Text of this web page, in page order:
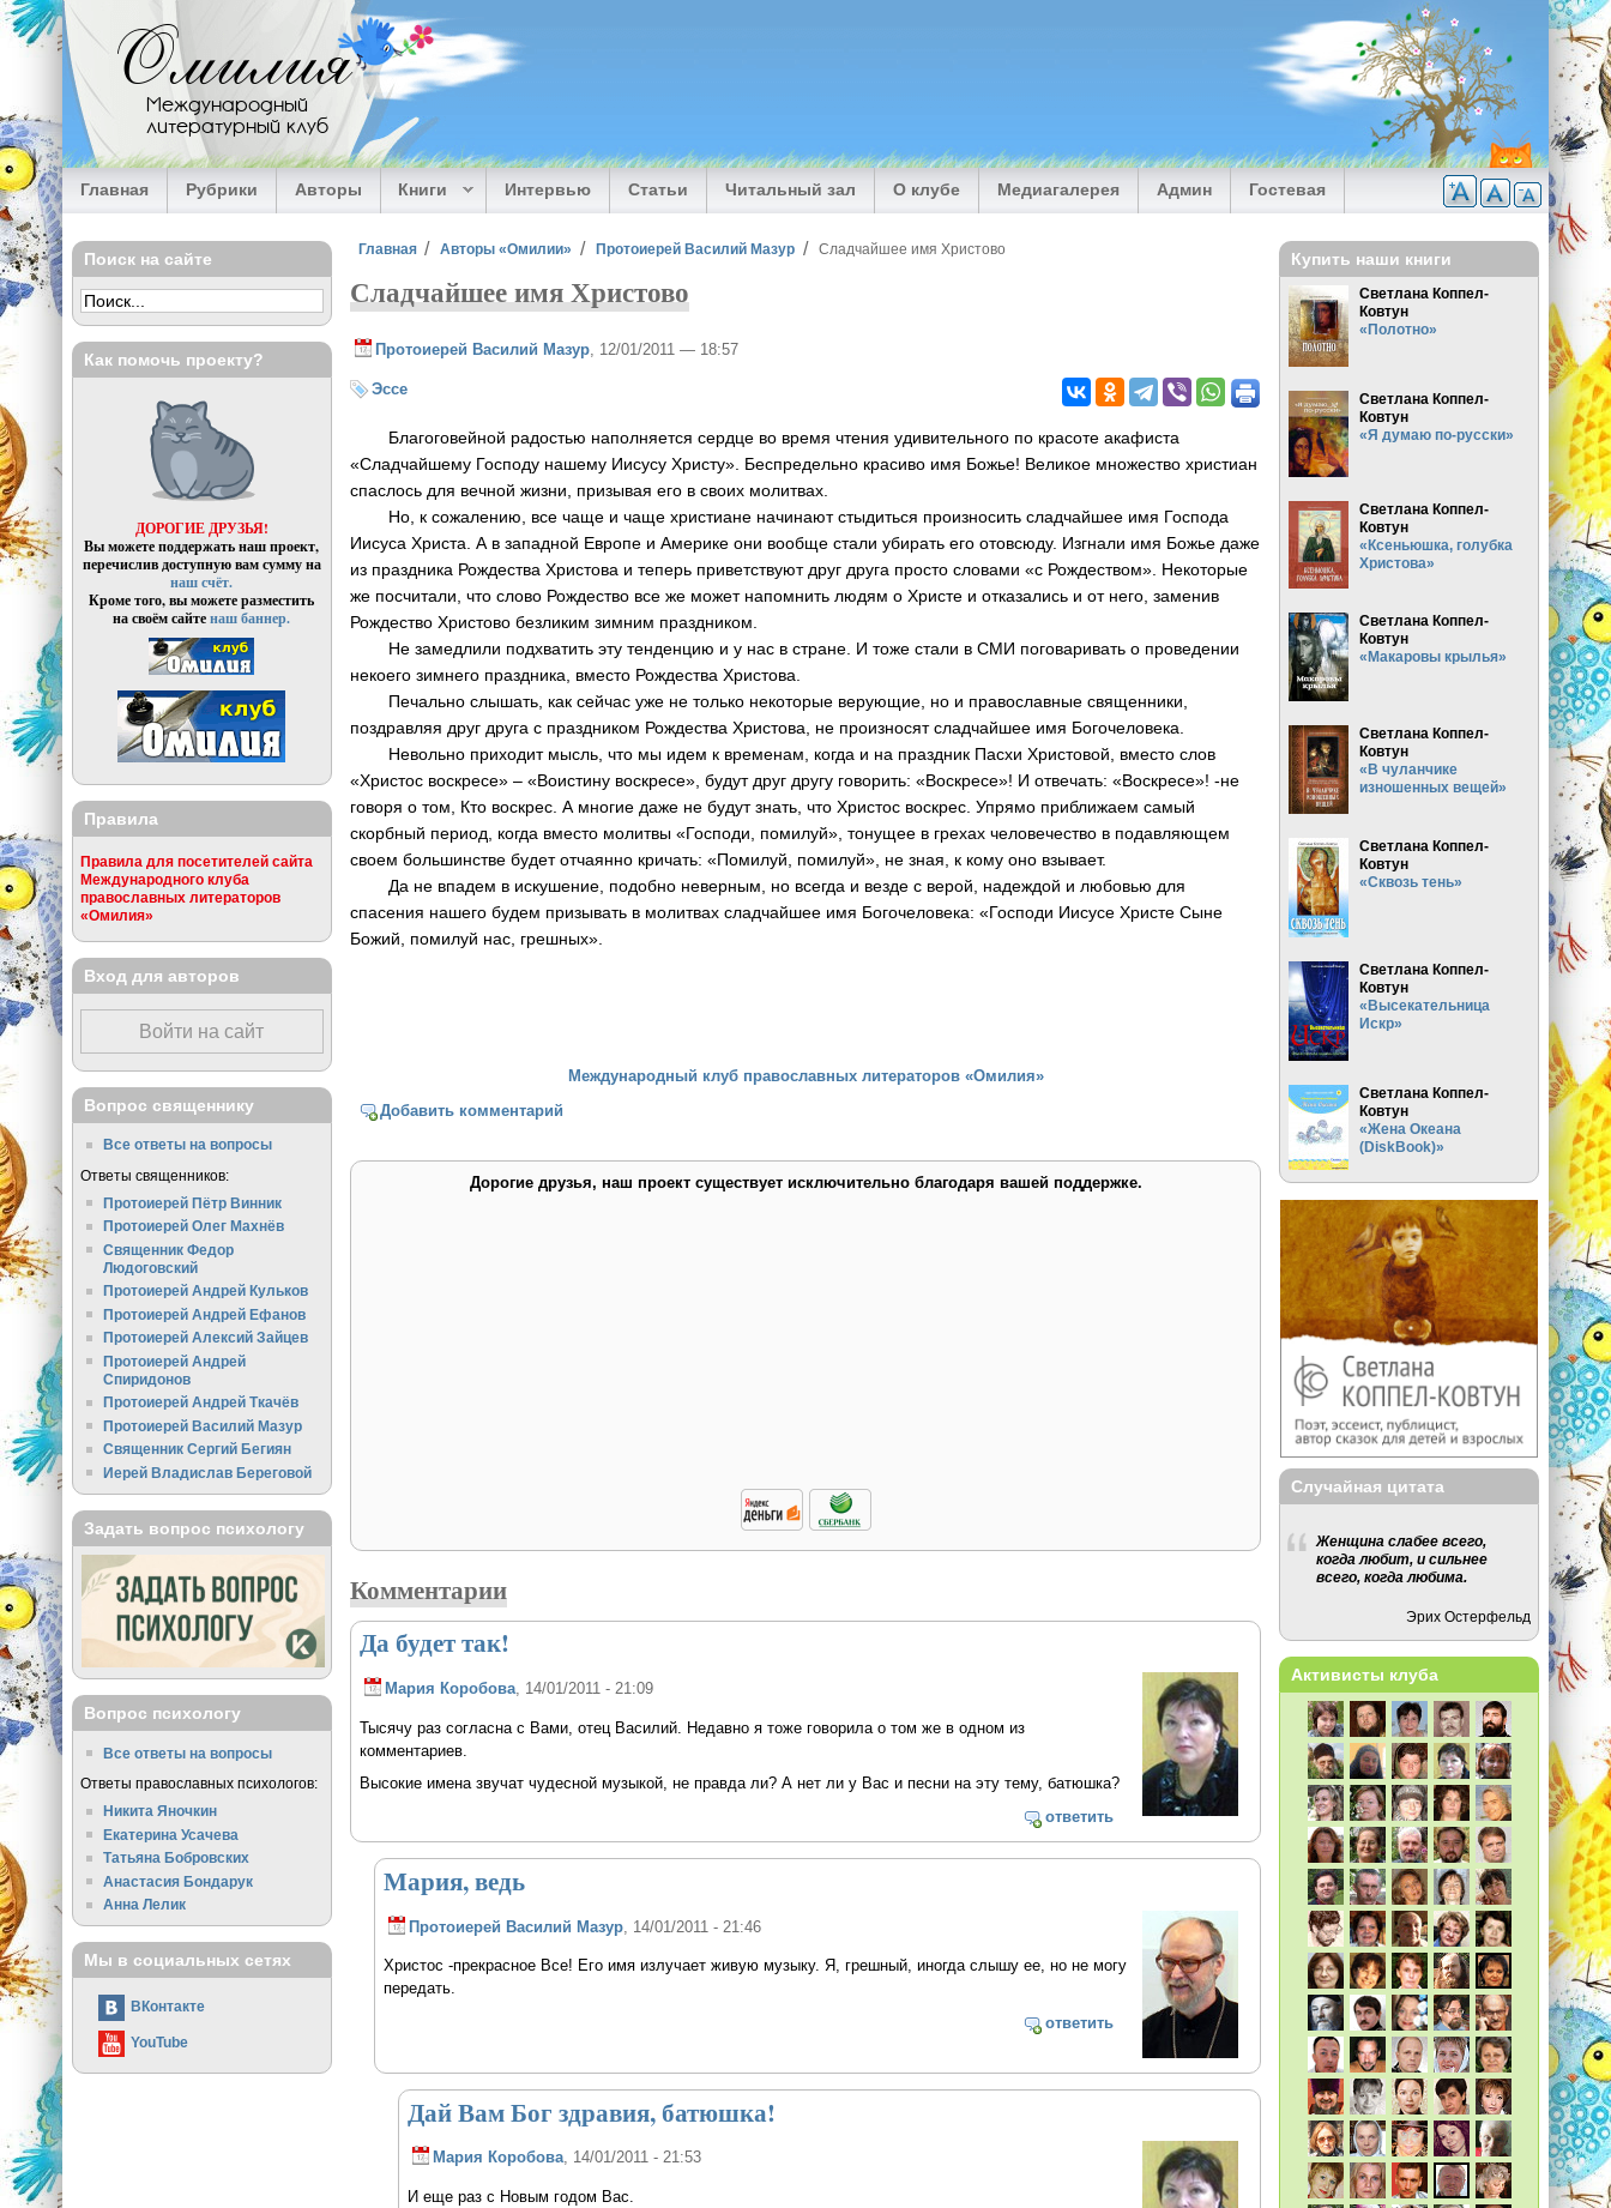
Перейти к основному содержанию
Омилия
Международный
литературный клуб
Главная Рубрики Авторы Книги Интервью Статьи Читальный зал О клубе Медиагалерея Админ Гостевая
Вы здесь
Главная Авторы «Омилии» Протоиерей Василий Мазур Сладчайшее имя Христово
Сладчайшее имя Христово
Протоиерей Василий Мазур , 12/01/2011 — 18:57
Эссе
Благоговейной радостью наполняется сердце во время чтения удивительного по красоте акафиста
«Сладчайшему Господу нашему Иисусу Христу». Беспредельно красиво имя Божье! Великое множество христиан
спаслось для вечной жизни, призывая его в своих молитвах.
Но, к сожалению, все чаще и чаще христиане начинают стыдиться произносить сладчайшее имя Господа
Иисуса Христа. А в западной Европе и Америке они вообще стали убирать его отовсюду. Изгнали имя Божье даже
из праздника Рождества Христова и теперь приветствуют друг друга просто словами «с Рождеством». Некоторые
же посчитали, что слово Рождество все же может напомнить людям о Христе и отказались и от него, заменив
Рождество Христово безликим зимним праздником.
Не замедлили подхватить эту тенденцию и у нас в стране. И тоже стали в СМИ поговаривать о проведении
некоего зимнего праздника, вместо Рождества Христова.
Печально слышать, как сейчас уже не только некоторые верующие, но и православные священники,
поздравляя друг друга с праздником Рождества Христова, не произносят сладчайшее имя Богочеловека.
Невольно приходит мысль, что мы идем к временам, когда и на праздник Пасхи Христовой, вместо слов
«Христос воскресе» – «Воистину воскресе», будут друг другу говорить: «Воскресе»! И отвечать: «Воскресе»! -не
говоря о том, Кто воскрес. А многие даже не будут знать, что Христос воскрес. Упрямо приближаем самый
скорбный период, когда вместо молитвы «Господи, помилуй», тонущее в грехах человечество в подавляющем
своем большинстве будет отчаянно кричать: «Помилуй, помилуй», не зная, к кому оно взывает.
Да не впадем в искушение, подобно неверным, но всегда и везде с верой, надеждой и любовью для
спасения нашего будем призывать в молитвах сладчайшее имя Богочеловека: «Господи Иисусе Христе Сыне
Божий, помилуй нас, грешных».
Международный клуб православных литераторов «Омилия»
Добавить комментарий
Дорогие друзья, наш проект существует исключительно благодаря вашей поддержке.
Комментарии
Да будет так!
Мария Коробова, 14/01/2011 - 21:09
Тысячу раз согласна с Вами, отец Василий. Недавно я тоже говорила о том же в одном из
комментариев.
Высокие имена звучат чудесной музыкой, не правда ли? А нет ли у Вас и песни на эту тему, батюшка?
ответить
Мария, ведь
Протоиерей Василий Мазур, 14/01/2011 - 21:46
Христос -прекрасное Все! Его имя излучает живую музыку. Я, грешный, иногда слышу ее, но не могу
передать.
ответить
Дай Вам Бог здравия, батюшка!
Мария Коробова, 14/01/2011 - 21:53
И еще раз с Новым годом Вас.
Поиск на сайте
Как помочь проекту?
ДОРОГИЕ ДРУЗЬЯ!
Вы можете поддержать наш проект,
перечислив доступную вам сумму на
наш счёт.
Кроме того, вы можете разместить
на своём сайтенаш баннер.
Правила
Правила для посетителей сайта
Международного клуба
православных литераторов
«Омилия»
Вход для авторов
Войти на сайт
Вопрос священнику
Все ответы на вопросы
Ответы священников:
Протоиерей Пётр Винник
Протоиерей Олег Махнёв
Священник Федор
Людоговский
Протоиерей Андрей Кульков
Протоиерей Андрей Ефанов
Протоиерей Алексий Зайцев
Протоиерей Андрей
Спиридонов
Протоиерей Андрей Ткачёв
Протоиерей Василий Мазур
Священник Сергий Бегиян
Иерей Владислав Береговой
Задать вопрос психологу
Вопрос психологу
Все ответы на вопросы
Ответы православных психологов:
Никита Яночкин
Екатерина Усачева
Татьяна Бобровских
Анастасия Бондарук
Анна Лелик
Мы в социальных сетях
ВКонтакте
YouTube
Купить наши книги
Светлана Коппел-
Ковтун
«Полотно»
Светлана Коппел-
Ковтун
«Я думаю по-русски»
Светлана Коппел-
Ковтун
«Ксеньюшка, голубка
Христова»
Светлана Коппел-
Ковтун
«Макаровы крылья»
Светлана Коппел-
Ковтун
«В чуланчике
изношенных вещей»
Светлана Коппел-
Ковтун
«Сквозь тень»
Светлана Коппел-
Ковтун
«Высекательница
Искр»
Светлана Коппел-
Ковтун
«Жена Океана
(DiskBook)»
Случайная цитата
Женщина слабее всего,
когда любит, и сильнее
всего, когда любима.
Эрих Остерфельд
Активисты клуба